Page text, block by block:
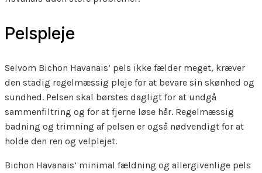
Pelspleje
Selvom Bichon Havanais’ pels ikke fælder meget, kræver
den stadig regelmæssig pleje for at bevare sin skønhed og
sundhed. Pelsen skal børstes dagligt for at undgå
sammenfiltring og for at fjerne løse hår. Regelmæssig
badning og trimning af pelsen er også nødvendigt for at
holde den ren og velplejet.
Bichon Havanais’ minimal fældning og allergivenlige pels